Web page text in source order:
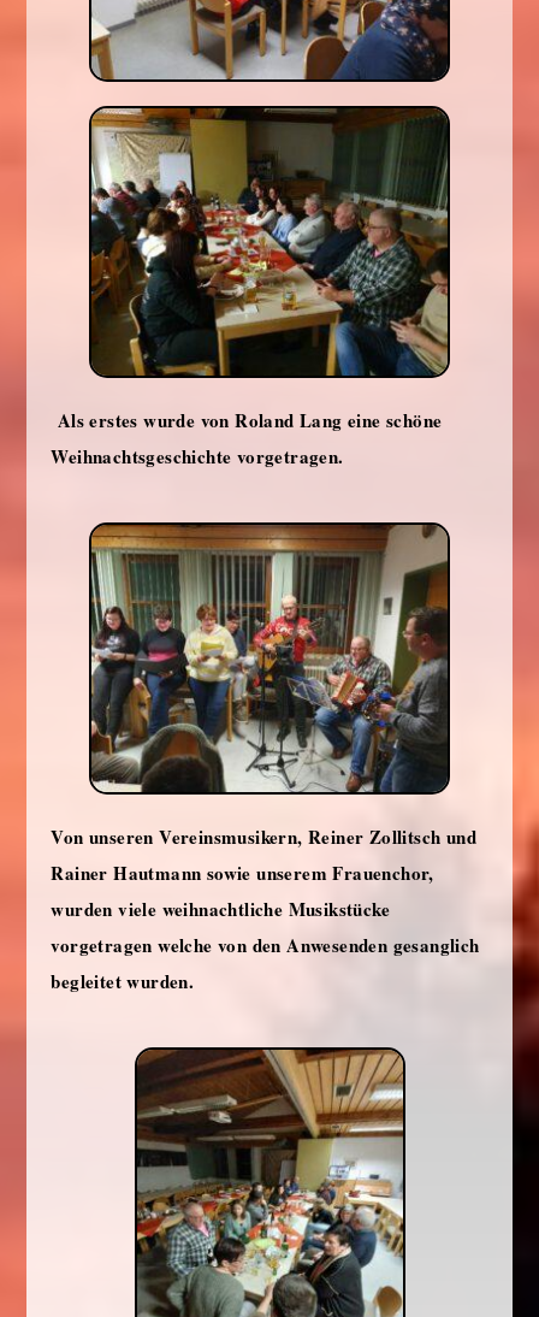
Als erstes wurde von Roland Lang eine schöne
Weihnachtsgeschichte vorgetragen.
Von unseren Vereinsmusikern, Reiner Zollitsch und
Rainer Hautmann sowie unserem Frauenchor,
wurden viele weihnachtliche Musikstücke
vorgetragen welche von den Anwesenden gesanglich
begleitet wurden.